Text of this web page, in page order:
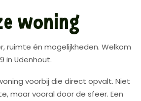
woning
ruimte én mogelijkheden. Welkom
in Udenhout.
voorbij die direct opvalt. Niet
maar vooral door de sfeer. Een